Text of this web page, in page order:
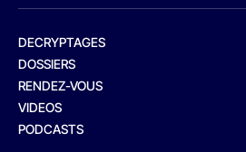
DECRYPTAGES
DOSSIERS
RENDEZ-VOUS
VIDEOS
PODCASTS